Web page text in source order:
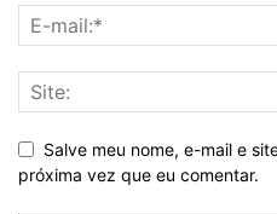
Salve meu nome, e-mail e
próxima vez que eu comentar.